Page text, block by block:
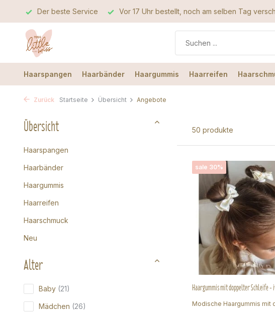
Vor 17 Uhr bestellt, noch am selben Tag verschickt Die beste
Haarspangen Haarbänder Haargummis Haarreifen
Zurück Startseite Übersicht Angebote
Übersicht
Haarspangen
Haarbänder
Haargummis
Haarreifen
Haarschmuck
Neu
Alter
Baby (21)
Mädchen (26)
50 produkte
sale 30%
Haargummis mit doppelter Schleife
Modische Haargummis mit